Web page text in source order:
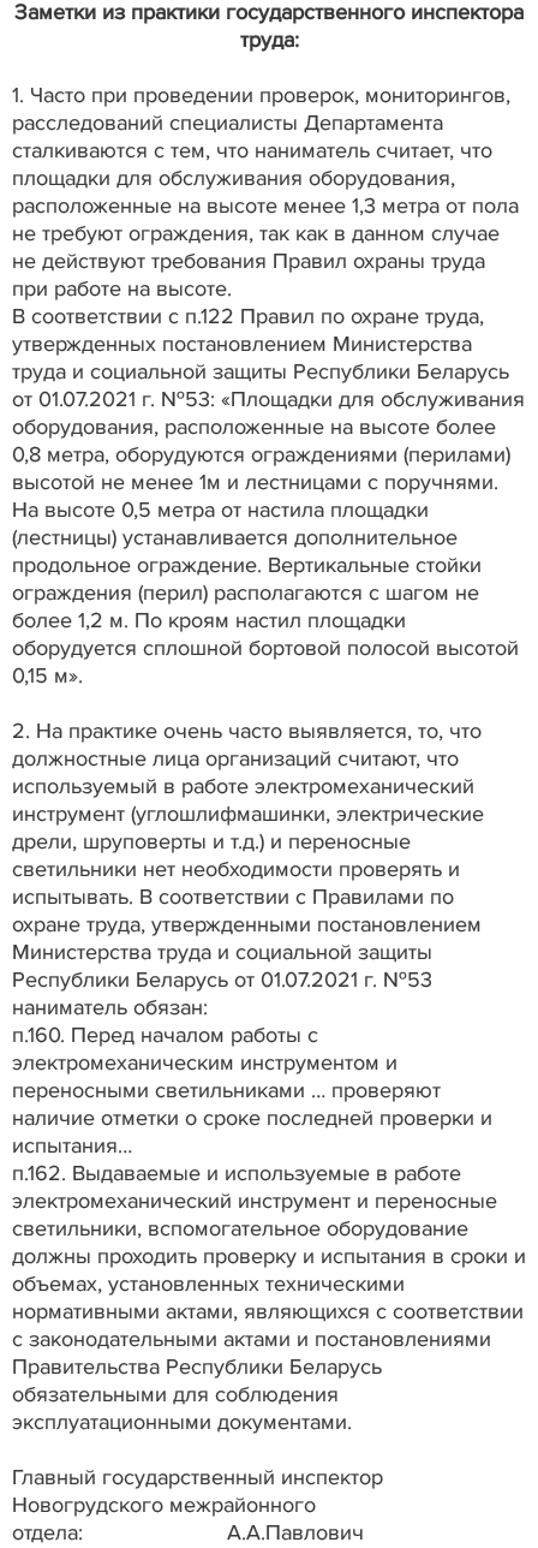
Заметки из практики государственного инспектора
труда:
1. Часто при проведении проверок, мониторингов,
расследований специалисты Департамента
сталкиваются с тем, что наниматель считает, что
площадки для обслуживания оборудования,
расположенные на высоте менее 1,3 метра от пола
не требуют ограждения, так как в данном случае
не действуют требования Правил охраны труда
при работе на высоте.
В соответствии с п.122 Правил по охране труда,
утвержденных постановлением Министерства
труда и социальной защиты Республики Беларусь
от 01.07.2021 г. №53: «Площадки для обслуживания
оборудования, расположенные на высоте более
0,8 метра, оборудуются ограждениями (перилами)
высотой не менее 1м и лестницами с поручнями.
На высоте 0,5 метра от настила площадки
(лестницы) устанавливается дополнительное
продольное ограждение. Вертикальные стойки
ограждения (перил) располагаются с шагом не
более 1,2 м. По кроям настил площадки
оборудуется сплошной бортовой полосой высотой
0,15 м».
2. На практике очень часто выявляется, то, что
должностные лица организаций считают, что
используемый в работе электромеханический
инструмент (углошлифмашинки, электрические
дрели, шруповерты и т.д.) и переносные
светильники нет необходимости проверять и
испытывать. В соответствии с Правилами по
охране труда, утвержденными постановлением
Министерства труда и социальной защиты
Республики Беларусь от 01.07.2021 г. №53
наниматель обязан:
п.160. Перед началом работы с
электромеханическим инструментом и
переносными светильниками … проверяют
наличие отметки о сроке последней проверки и
испытания…
п.162. Выдаваемые и используемые в работе
электромеханический инструмент и переносные
светильники, вспомогательное оборудование
должны проходить проверку и испытания в сроки и
объемах, установленных техническими
нормативными актами, являющихся с соответствии
с законодательными актами и постановлениями
Правительства Республики Беларусь
обязательными для соблюдения
эксплуатационными документами.
Главный государственный инспектор
Новогрудского межрайонного
отдела: А.А.Павлович